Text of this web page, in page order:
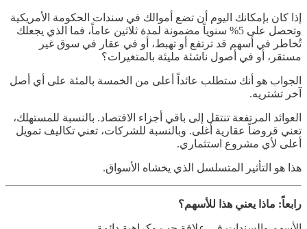
إذا كان بإمكانك اليوم أن تضع أموالك في سندات الحكومة الأمريكية
وتحصل على 5% سنوياً مضمونة لمدة ثلاثين عاماً، فما الذي يجعلك
تُخاطر في أسهم قد ترتفع أو تهبط، أو في عقار في سوق غير
مستقر، أو في أصول ناشئة مليئة بالمتغيرات؟
الجواب هو أنك ستطلب عائداً أعلى من الخمسة بالمئة على أي أصل
آخر تشتريه.
العوائد المرتفعة تنتقل إلى باقي أجزاء الاقتصاد. بالنسبة للمستهلك،
تعني قروضاً عقارية أغلى. وبالنسبة للشركات، تعني تكاليف تمويل
أعلى لأي مشروع استثماري.
هذا هو التأثير المتسلسل الذي يخشاه الأسواق.
رابعاً: ماذا يعني هذا للأسهم؟